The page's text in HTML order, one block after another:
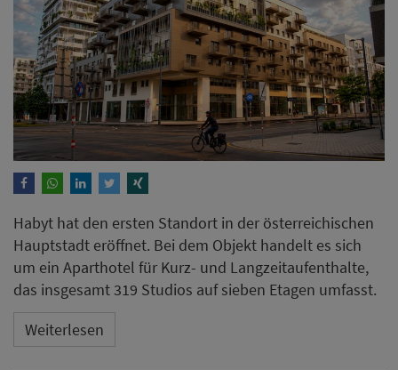
Habyt hat den ersten Standort in der österreichischen
Hauptstadt eröffnet. Bei dem Objekt handelt es sich
um ein Aparthotel für Kurz- und Langzeitaufenthalte,
das insgesamt 319 Studios auf sieben Etagen umfasst.
Weiterlesen